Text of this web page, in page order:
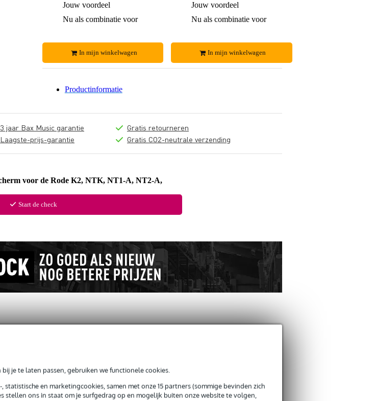
je te laten passen, gebruiken we functionele cookies.
en marketingcookies, samen met onze 15 partners (sommige bevinden zich
stellen ons in staat om je surfgedrag op en mogelijk buiten onze website te volgen,
Jouw voordeel
Nu als combinatie voor
In mijn winkelwagen
Jouw voordeel
Nu als combinatie voor
In mijn winkelwagen
Productinformatie
3 jaar Bax Music garantie
Laagste-prijs-garantie
Gratis retourneren
Gratis CO2-neutrale verzending
voor de Rode K2, NTK, NT1-A, NT2-A,
Start de check
NT1000